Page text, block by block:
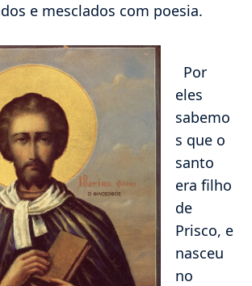
e mesclados com poesia.
Por
eles
sabemo
s que o
santo
era filho
de
Prisco, e
nasceu
no